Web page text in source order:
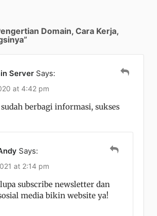
Domain, Cara Kerja,
Server Says:
at 4:42 pm
berbagi informasi, sukses
Says:
at 2:14 pm
subscribe newsletter dan
media bikin website ya!